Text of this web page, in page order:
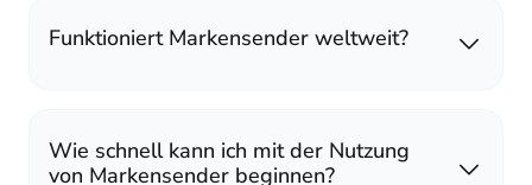
Funktioniert Markensender weltweit?
Wie schnell kann ich mit der Nutzung
von Markensender beginnen?